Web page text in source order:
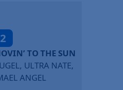
3
LOVERS
ME)
PERRY & CHIEF